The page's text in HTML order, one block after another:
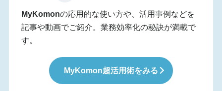
MyKomonの応用的な使い方や、活用事例などを
記事や動画でご紹介。業務効率化の秘訣が満載で
す。
MyKomon超活用術をみる